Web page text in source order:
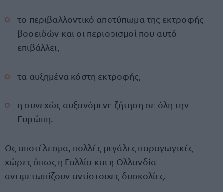
το περιβαλλοντικό αποτύπωμα της εκτροφής
βοοειδών και οι περιορισμοί που αυτό
επιβάλλει,
τα αυξημένα κόστη εκτροφής,
η συνεχώς αυξανόμενη ζήτηση σε όλη την
Ευρώπη.
Ως αποτέλεσμα, πολλές μεγάλες παραγωγικές
χώρες όπως η Γαλλία και η Ολλανδία
αντιμετωπίζουν αντίστοιχες δυσκολίες.